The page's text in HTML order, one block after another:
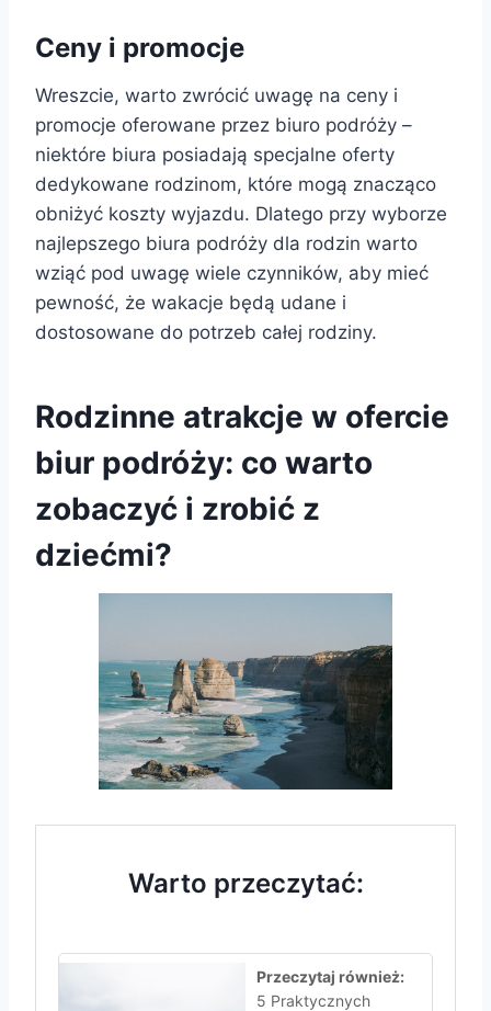
Ceny i promocje
Wreszcie, warto zwrócić uwagę na ceny i
promocje oferowane przez biuro podróży –
niektóre biura posiadają specjalne oferty
dedykowane rodzinom, które mogą znacząco
obniżyć koszty wyjazdu. Dlatego przy wyborze
najlepszego biura podróży dla rodzin warto
wziąć pod uwagę wiele czynników, aby mieć
pewność, że wakacje będą udane i
dostosowane do potrzeb całej rodziny.
Rodzinne atrakcje w ofercie
biur podróży: co warto
zobaczyć i zrobić z
dziećmi?
Warto przeczytać:
Przeczytaj również:
5 Praktycznych